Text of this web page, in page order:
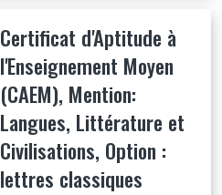
Certificat d'Aptitude à
l'Enseignement Moyen
(CAEM), Mention:
Langues, Littérature et
Civilisations, Option :
lettres classiques